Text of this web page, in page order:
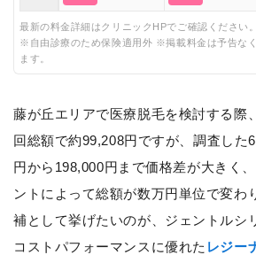
最新の料金詳細はクリニックHPでご確認ください。
※自由診療のため保険適用外 ※掲載料金は予告な
ます。
藤が丘エリアで医療脱毛を検討する際
回総額で約99,208円ですが、調査した
円から198,000円まで価格差が大きく
ントによって総額が数万円単位で変わ
補として挙げたいのが、ジェントルシ
コストパフォーマンスに優れた レジー